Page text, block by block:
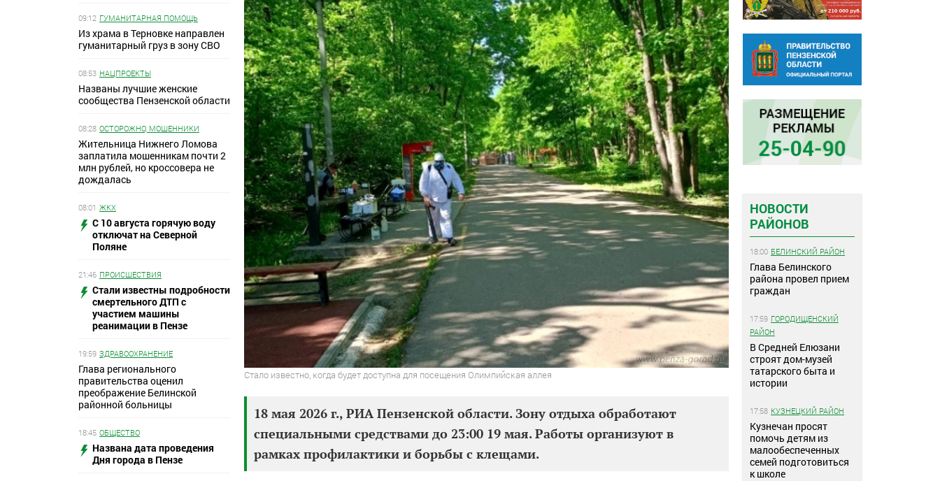
09:12 ГУМАНИТАРНАЯ ПОМОЩЬ
Из храма в Терновке направлен
гуманитарный груз в зону СВО
08:53 НАЦПРОЕКТЫ
Названы лучшие женские
сообщества Пензенской области
08:28 ОСТОРОЖНО, МОШЕННИКИ
Жительница Нижнего Ломова
заплатила мошенникам почти 2
млн рублей, но кроссовера не
дождалась
08:01 ЖКХ
С 10 августа горячую воду
отключат на Северной
Поляне
21:46 ПРОИСШЕСТВИЯ
Стали известны подробности
смертельного ДТП с
участием машины
реанимации в Пензе
19:59 ЗДРАВООХРАНЕНИЕ
Глава регионального
правительства оценил
преображение Белинской
районной больницы
18:45 ОБЩЕСТВО
Названа дата проведения
Дня города в Пензе
Стало известно, когда будет доступна для посещения Олимпийская аллея
18 мая 2026 г., РИА Пензенской области. Зону отдыха обработают
специальными средствами до 23:00 19 мая. Работы организуют в
рамках профилактики и борьбы с клещами.
НОВОСТИ
РАЙОНОВ
18:00 БЕЛИНСКИЙ РАЙОН
Глава Белинского
района провел прием
граждан
17:59 ГОРОДИЩЕНСКИЙ
РАЙОН
В Средней Елюзани
строят дом-музей
татарского быта и
истории
17:58 КУЗНЕЦКИЙ РАЙОН
Кузнечан просят
помочь детям из
малообеспеченных
семей подготовиться
к школе